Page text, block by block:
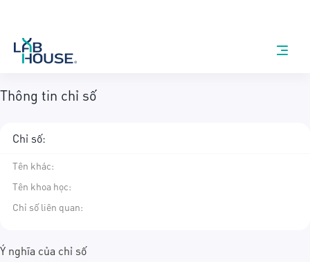
Thông tin chỉ số
Chỉ số:
Tên khác:
Tên khoa học:
Chỉ số liên quan:
Ý nghĩa của chỉ số